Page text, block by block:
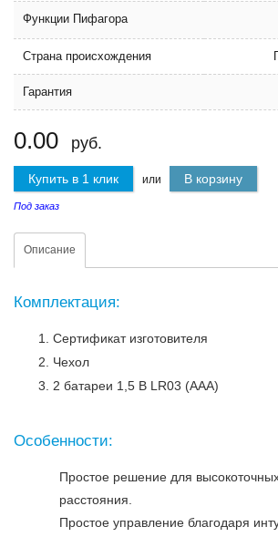
Функции Пифагора
Страна происхождения
Гарантия
0.00 руб.
Купить в 1 клик или В корзину
Под заказ
Описание
Комплектация:
Сертификат изготовителя
Чехол
2 батареи 1,5 В LR03 (AAA)
Особенности:
Простое решение для
расстояния.
Простое управление благодаря